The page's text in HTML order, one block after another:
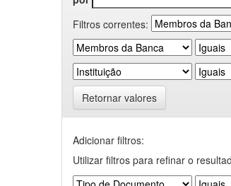
Filtros correntes:
Retornar valores
Adicionar filtros:
Utilizar filtros para refinar o